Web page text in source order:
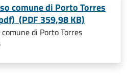
comune di Porto Torres
(PDF 359,98 KB)
di Porto Torres